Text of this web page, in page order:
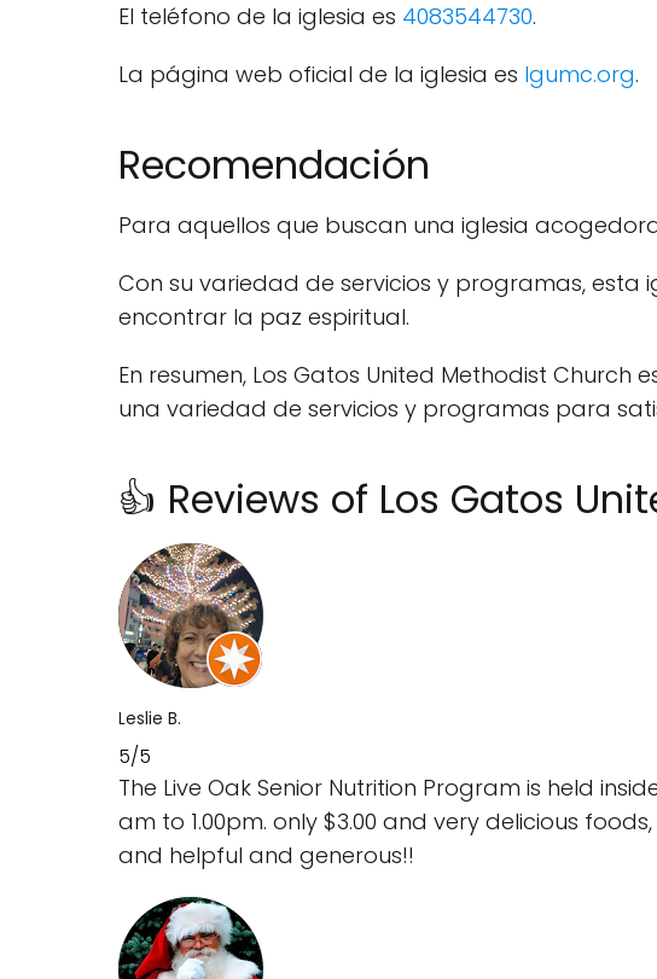
El teléfono de la iglesia es 4083544730.
La página web oficial de la iglesia es lgumc.org.
Recomendación
Para aquellos que buscan una iglesia
Con su variedad de servicios y programas,
encontrar la paz espiritual.
En resumen, Los Gatos United Methodist
una variedad de servicios y programas para
👍 Reviews of Los Gatos
Leslie B.
5/5
The Live Oak Senior Nutrition Program is held
am to 1.00pm. only $3.00 and very delicious
and helpful and generous!!